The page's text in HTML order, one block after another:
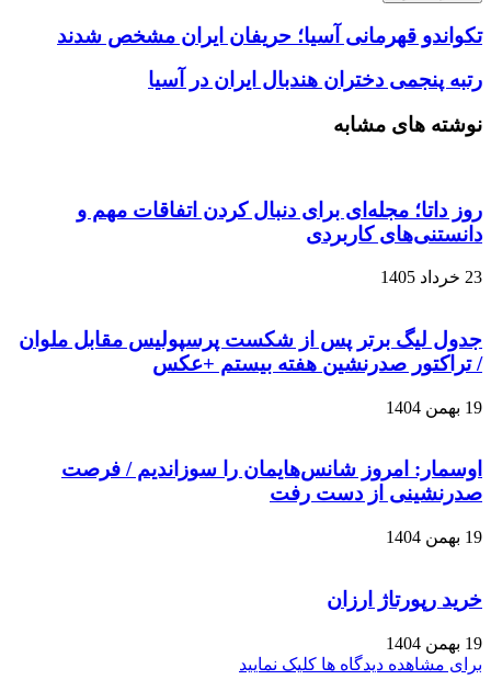
تکواندو قهرمانی آسیا؛ حریفان ایران مشخص شدند
رتبه پنجمی دختران هندبال ایران در آسیا
نوشته های مشابه
روز داتا؛ مجله‌ای برای دنبال کردن اتفاقات مهم و
دانستنی‌های کاربردی
23 خرداد 1405
جدول لیگ برتر پس از شکست پرسپولیس مقابل ملوان
/ تراکتور صدرنشین هفته بیستم +عکس
19 بهمن 1404
اوسمار: امروز شانس‌هایمان را سوزاندیم / فرصت
صدرنشینی از دست رفت
19 بهمن 1404
خرید رپورتاژ ارزان
19 بهمن 1404
برای مشاهده دیدگاه ها کلیک نمایید